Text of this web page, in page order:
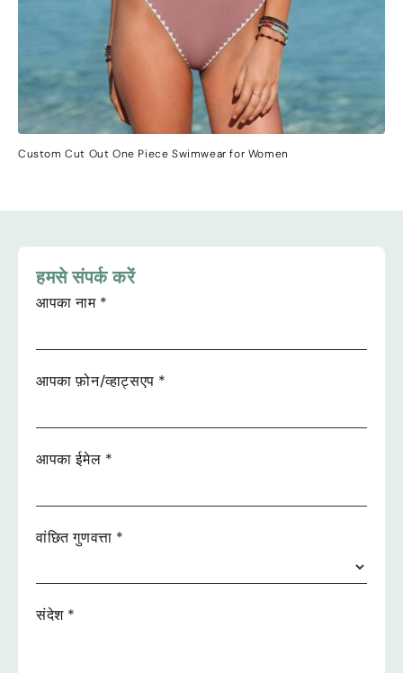
Custom Cut Out One Piece Swimwear for Women
हमसे संपर्क करें
आपका नाम *
आपका फ़ोन/व्हाट्सएप *
आपका ईमेल *
वांछित गुणवत्ता *
संदेश *